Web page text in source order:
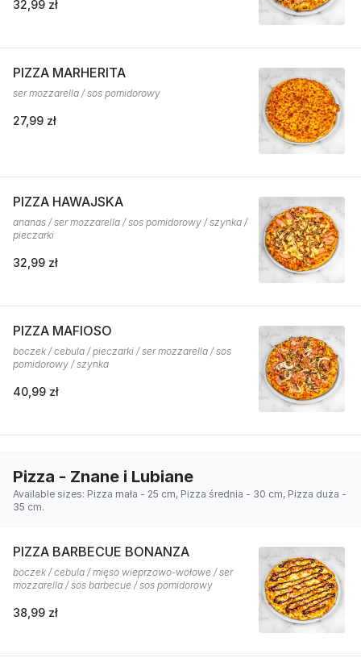
32,99 zł
PIZZA MARHERITA
ser mozzarella / sos pomidorowy
27,99 zł
PIZZA HAWAJSKA
ananas / ser mozzarella / sos pomidorowy / szynka /
pieczarki
32,99 zł
PIZZA MAFIOSO
boczek / cebula / pieczarki / ser mozzarella / sos
pomidorowy / szynka
40,99 zł
Pizza - Znane i Lubiane
Available sizes: Pizza mała - 25 cm, Pizza średnia - 30 cm, Pizza duża -
35 cm.
PIZZA BARBECUE BONANZA
boczek / cebula / mięso wieprzowo-wołowe / ser
mozzarella / sos barbecue / sos pomidorowy
38,99 zł